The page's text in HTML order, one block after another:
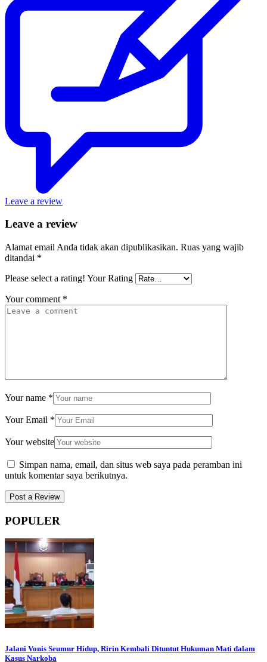
Leave a review
Leave a review
Alamat email Anda tidak akan dipublikasikan. Ruas yang wajib
ditandai *
Please select a rating! Your Rating
Your comment *
Your name *
Your Email *
Your website
Simpan nama, email, dan situs web saya pada peramban ini
untuk komentar saya berikutnya.
POPULER
Jalani Vonis Seumur Hidup, Ririn Kembali Dituntut Hukuman Mati dalam
Kasus Narkoba